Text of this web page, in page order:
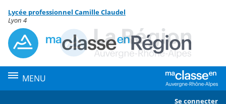
Menu de la rubrique
Contenu
Lycée professionnel Camille Claudel
Lyon 4
MENU
Se connecter